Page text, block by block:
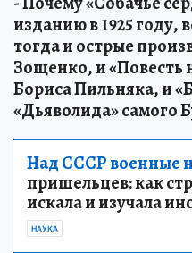
изданию в 1925 году,
тогда и острые
Зощенко, и
Бориса Пильняка, и
«Дьяволида» самого
Над СССР военные
пришельцев: как
искала и изучала
НАУКА